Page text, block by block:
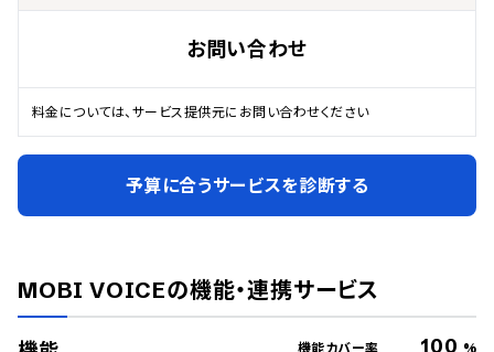
お問い合わせ
料金については、サービス提供元にお問い合わせください
予算に合うサービスを診断する
MOBI VOICEの機能・連携サービス
機能カバー率 100 %